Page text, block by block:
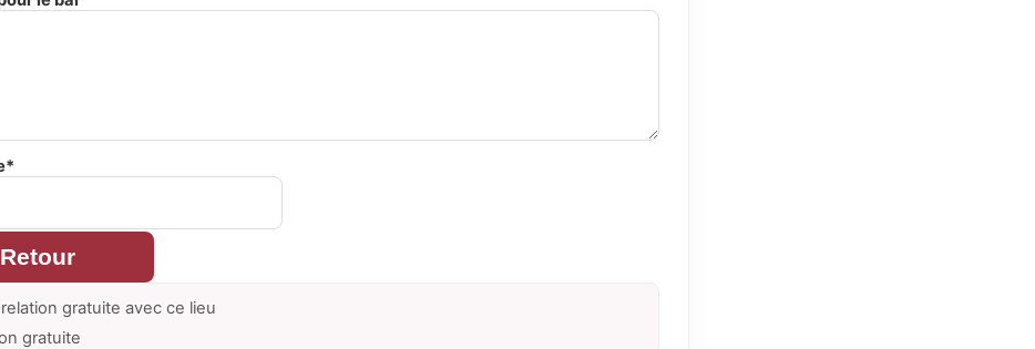
Retour
gratuite avec ce lieu
gratuite